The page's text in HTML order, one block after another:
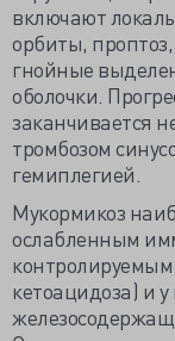
включают
орбиты,
гнойные
оболочки.
заканчивается
тромбозом
гемиплегией.
Мукормикоз
ослабленным
кетоацидоза) и